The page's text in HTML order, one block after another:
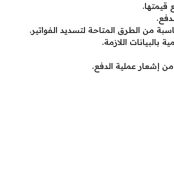
قيمتها.
من الطرق المتاحة لتسديد الفواتير.
بالبيانات اللازمة.
إشعار عملية الدفع.